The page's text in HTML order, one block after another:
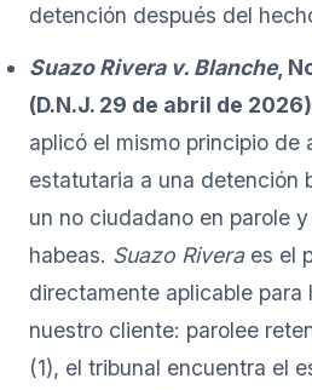
detención después del
Suazo Rivera v. Blanche,
(D.N.J. 29 de abril de
aplicó el mismo principio de
estatutaria a una detención
un no ciudadano en parole
habeas. Suazo Riveraes el
directamente aplicable para
nuestro cliente: parolee
(1), el tribunal encuentra el